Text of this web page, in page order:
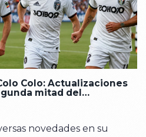
Colo: Actualizaciones
mitad del
novedades en su